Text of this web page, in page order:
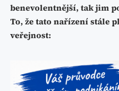
benevolentnější, tak jim
To, že tato nařízení stále
veřejnost: